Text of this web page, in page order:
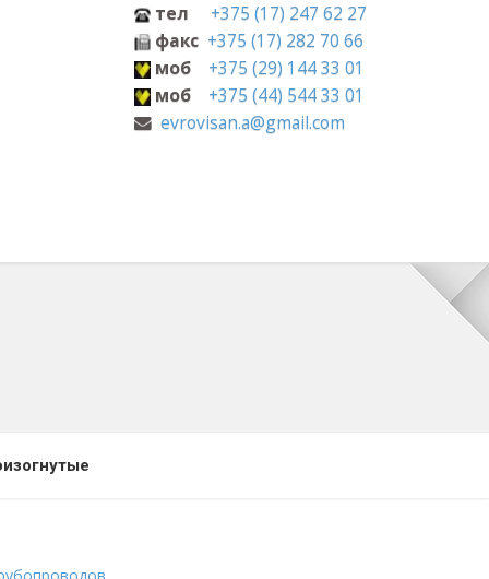
+375 (17) 247 62 27
+375 (17) 282 70 66
+375 (29) 144 33 01
+375 (44) 544 33 01